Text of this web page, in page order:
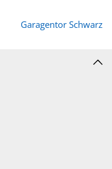
Garagentor Schwarz